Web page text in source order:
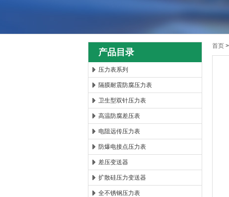
安徽康泰电气有限公司
产品目录
压力表系列
隔膜耐震防腐压力表
卫生型双针压力表
高温防腐差压表
电阻远传压力表
防爆电接点压力表
差压变送器
扩散硅压力变送器
全不锈钢压力表
首页 >